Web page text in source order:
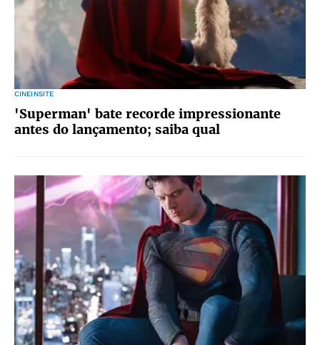
CINEINSITE
'Superman' bate recorde impressionante
antes do lançamento; saiba qual